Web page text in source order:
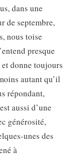
dans une
de septembre,
nous toise
presque
donne toujours
autant qu’il
répondant,
aussi d’une
générosité,
unes des
à